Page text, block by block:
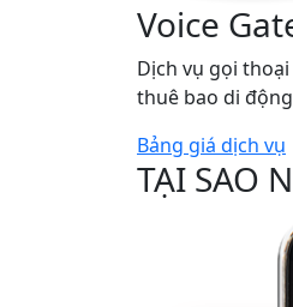
Voice
Dịch vụ gọi
thuê bao di
Bảng giá dịch vụ
TẠI SAO